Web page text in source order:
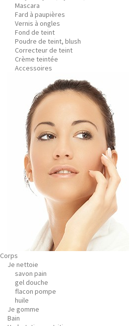
Mascara
Fard à paupières
Vernis à ongles
Fond de teint
Poudre de teint, blush
Correcteur de teint
Crème teintée
Accessoires
Corps
Je nettoie
savon pain
gel douche
flacon pompe
huile
Je gomme
Bain